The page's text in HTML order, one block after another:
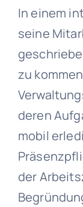
In einem
seine
zu
deren
mobil
der